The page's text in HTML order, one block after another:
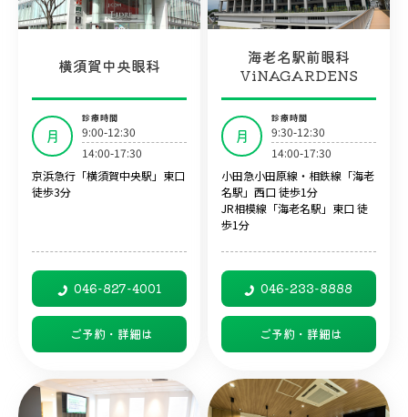
横須賀中央眼科
月
診療時間
9:00-12:30
14:00-17:30
京浜急行「横須賀中央駅」東口
徒歩3分
046-827-4001
ご予約・詳細は
海老名駅前眼科
ViNAGARDENS
月
診療時間
9:30-12:30
14:00-17:30
小田急小田原線・相鉄線「海老
名駅」西口 徒歩1分
JR相模線「海老名駅」東口 徒
歩1分
046-233-8888
ご予約・詳細は